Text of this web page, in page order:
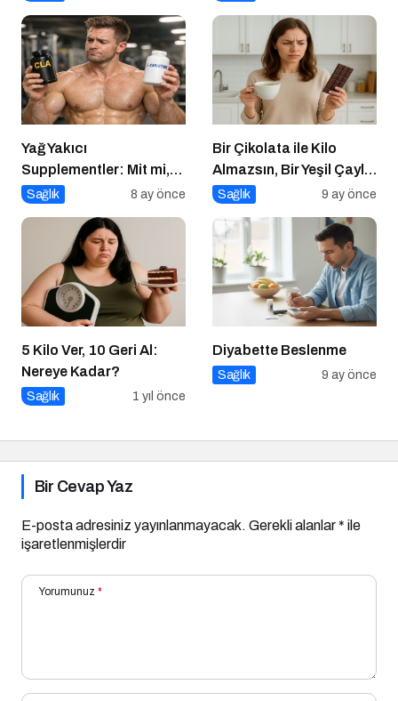
Yağ Yakıcı
Supplementler: Mit mi,
Gerçek mi?
Sağlık 8 ay önce
Bir Çikolata ile Kilo
Almazsın, Bir Yeşil Çayla
da Zayıflamazsın
Sağlık 9 ay önce
5 Kilo Ver, 10 Geri Al:
Nereye Kadar?
Sağlık 1 yıl önce
Diyabette Beslenme
Sağlık 9 ay önce
Bir Cevap Yaz
E-posta adresiniz yayınlanmayacak. Gerekli alanlar* ile
işaretlenmişlerdir
Yorumunuz *